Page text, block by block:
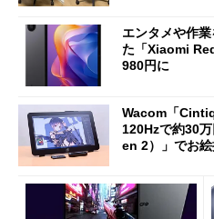
エンタメや作
た「Xiaomi
980円に
Wacom「
120Hzで約30
en 2）」でお